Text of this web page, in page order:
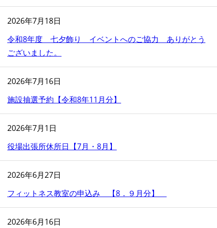
2026年7月18日
令和8年度 七夕飾り イベントへのご協力 ありがとう
ございました。
2026年7月16日
施設抽選予約【令和8年11月分】
2026年7月1日
役場出張所休所日【7月・8月】
2026年6月27日
フィットネス教室の申込み 【8．９月分】
2026年6月16日